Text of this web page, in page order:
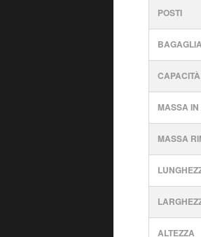
POSTI
MASSA
MASSA
ALTEZZA